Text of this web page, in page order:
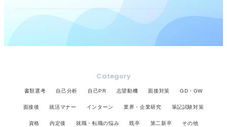
Category
書類選考 自己分析 自己PR 志望動機 面接対策 GD・GW
面接後 就活マナー インターン 業界・企業研究 筆記試験対策
資格 内定後 就職・転職の悩み 既卒 第二新卒 その他